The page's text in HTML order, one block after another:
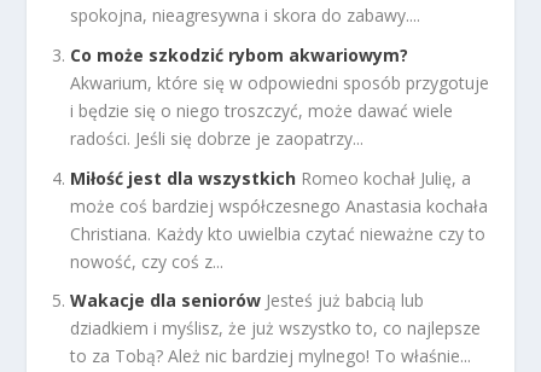
spokojna, nieagresywna i skora do zabawy....
Co może szkodzić rybom akwariowym?
Akwarium, które się w odpowiedni sposób przygotuje
i będzie się o niego troszczyć, może dawać wiele
radości. Jeśli się dobrze je zaopatrzy...
Miłość jest dla wszystkich Romeo kochał Julię, a
może coś bardziej współczesnego Anastasia kochała
Christiana. Każdy kto uwielbia czytać nieważne czy to
nowość, czy coś z...
Wakacje dla seniorów Jesteś już babcią lub
dziadkiem i myślisz, że już wszystko to, co najlepsze
to za Tobą? Ależ nic bardziej mylnego! To właśnie...